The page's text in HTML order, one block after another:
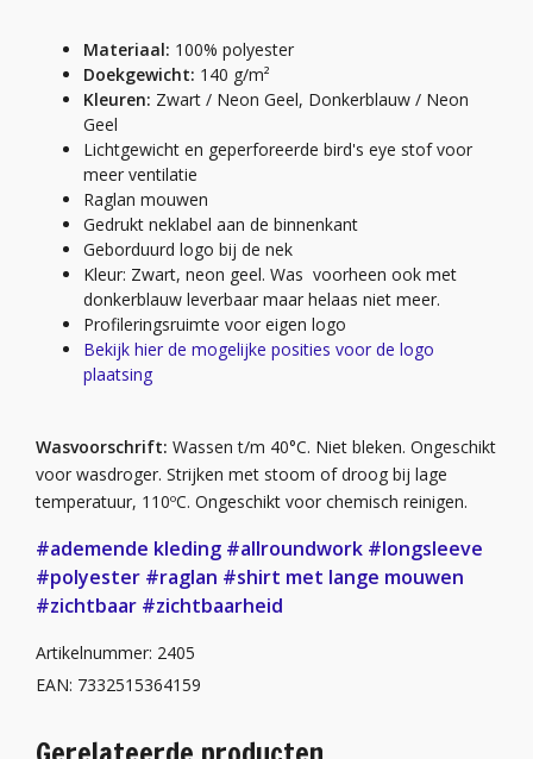
Materiaal: 100% polyester
Doekgewicht: 140 g/m²
Kleuren: Zwart / Neon Geel, Donkerblauw / Neon
Geel
Lichtgewicht en geperforeerde bird's eye stof voor
meer ventilatie
Raglan mouwen
Gedrukt neklabel aan de binnenkant
Geborduurd logo bij de nek
Kleur: Zwart, neon geel. Was voorheen ook met
donkerblauw leverbaar maar helaas niet meer.
Profileringsruimte voor eigen logo
Bekijk hier de mogelijke posities voor de logo
plaatsing
Wasvoorschrift: Wassen t/m 40°C. Niet bleken. Ongeschikt
voor wasdroger. Strijken met stoom of droog bij lage
temperatuur, 110ºC. Ongeschikt voor chemisch reinigen.
#ademende kleding #allroundwork #longsleeve
#polyester #raglan #shirt met lange mouwen
#zichtbaar #zichtbaarheid
Artikelnummer: 2405
EAN: 7332515364159